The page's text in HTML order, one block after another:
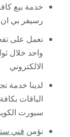
خدمة بيع
رسيفر بي
نعمل على
واحد خلال
الالكتروني
لدينا خدمة
الباقات
سبورت
نؤمن فني